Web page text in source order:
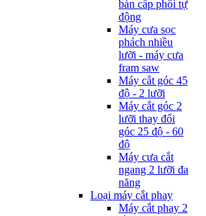
bàn cấp phôi tự
động
Máy cưa sọc
phách nhiều
lưỡi - máy cưa
fram saw
Máy cắt góc 45
độ - 2 lưỡi
Máy cắt góc 2
lưỡi thay đổi
góc 25 độ - 60
độ
Máy cưa cắt
ngang 2 lưỡi đa
năng
Loại máy cắt phay
Máy cắt phay 2